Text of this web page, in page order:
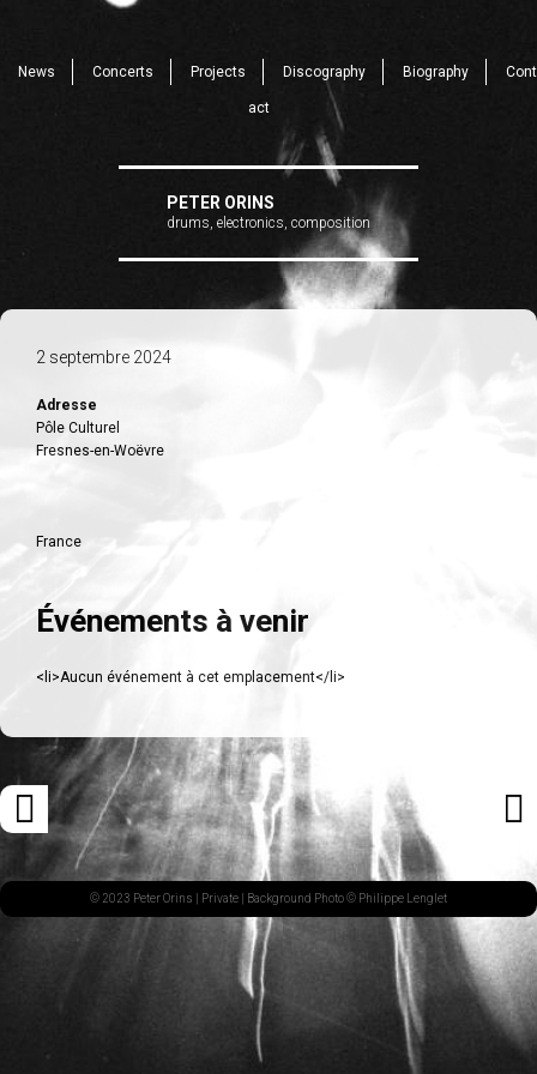
News Concerts Projects Discography Biography Cont
act
PETER ORINS
drums, electronics, composition
2 septembre 2024
Adresse
Pôle Culturel
Fresnes-en-Woëvre
France
Événements à venir
<li>Aucun événement à cet emplacement</li>
Navigation
des
articles
ARTICLE
PRÉCÉDENT© 2023 Peter Orins | Private | Background Photo © Philippe Lenglet